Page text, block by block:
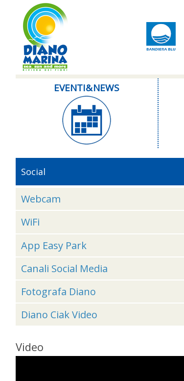
EVENTI & NEWS
Social
Webcam
WiFi
App Easy Park
Canali Social Media
Fotografa Diano
Diano Ciak Video
Video